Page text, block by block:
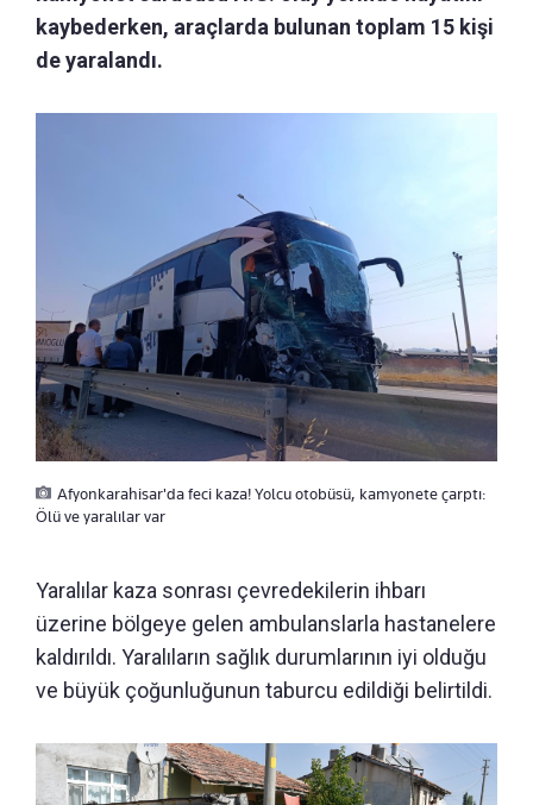
kaybederken, araçlarda bulunan toplam 15 kişi
de yaralandı.
Afyonkarahisar'da feci kaza! Yolcu otobüsü, kamyonete çarptı:
Ölü ve yaralılar var
Yaralılar kaza sonrası çevredekilerin ihbarı
üzerine bölgeye gelen ambulanslarla hastanelere
kaldırıldı. Yaralıların sağlık durumlarının iyi olduğu
ve büyük çoğunluğunun taburcu edildiği belirtildi.